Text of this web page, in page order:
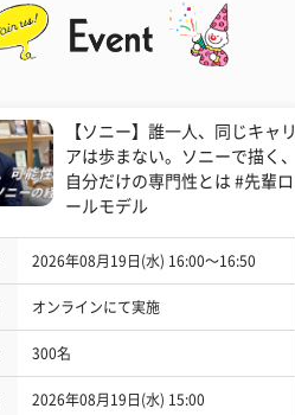
【ソニー】誰一人、同じキャリ
アは歩まない。ソニーで描く、
自分だけの専門性とは #先輩ロ
ールモデル
2026年08月19日(水) 16:00〜16:50
オンラインにて実施
300名
2026年08月19日(水) 15:00